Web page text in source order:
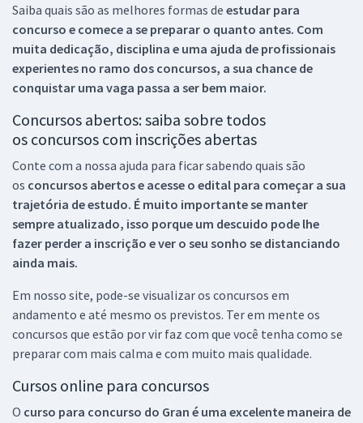
Saiba quais são as melhores formas de estudar para
concurso e comece a se preparar o quanto antes. Com
muita dedicação, disciplina e uma ajuda de profissionais
experientes no ramo dos concursos, a sua chance de
conquistar uma vaga passa a ser bem maior.
Concursos abertos: saiba sobre todos
os concursos com inscrições abertas
Conte com a nossa ajuda para ficar sabendo quais são
os concursos abertos e acesse o edital para começar a sua
trajetória de estudo. É muito importante se manter
sempre atualizado, isso porque um descuido pode lhe
fazer perder a inscrição e ver o seu sonho se distanciando
ainda mais.
Em nosso site, pode-se visualizar os concursos em
andamento e até mesmo os previstos. Ter em mente os
concursos que estão por vir faz com que você tenha como se
preparar com mais calma e com muito mais qualidade.
Cursos online para concursos
O curso para concurso do Gran é uma excelente maneira de